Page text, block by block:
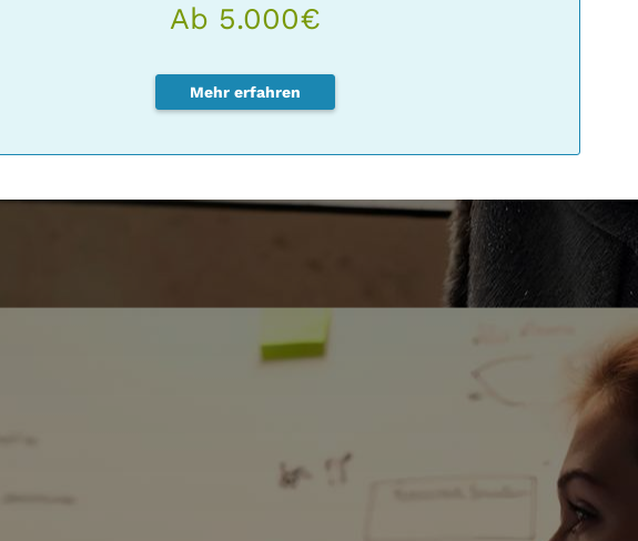
Ab 5.000€
Mehr erfahren